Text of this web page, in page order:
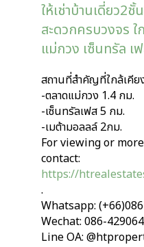
ให้เช่าบ้านเดี่ยว2
สะดวกครบวงจร
แม่กวง เซ็นทรัล เ
สถานที่สำคัญที่ใกล้เคีย
-ตลาดแม่กวง 1.4 กม.
-เซ็นทรัลเฟส 5 กม.
-เมต้ามอลลล์ 2กม.
For viewing or
contact:
https://
.
Whatsapp:
Wechat: 086-
Line OA: